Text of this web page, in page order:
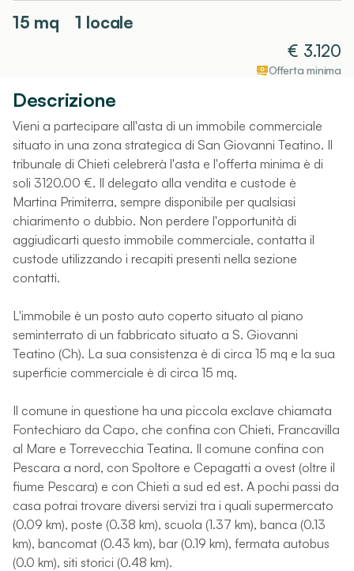
15 mq
1 locale
€ 3.120
Offerta minima
Descrizione
Vieni a partecipare all'asta di un immobile commerciale
situato in una zona strategica di San Giovanni Teatino. Il
tribunale di Chieti celebrerà l'asta e l'offerta minima è di
soli 3120.00 €. Il delegato alla vendita e custode è
Martina Primiterra, sempre disponibile per qualsiasi
chiarimento o dubbio. Non perdere l'opportunità di
aggiudicarti questo immobile commerciale, contatta il
custode utilizzando i recapiti presenti nella sezione
contatti.
L'immobile è un posto auto coperto situato al piano
seminterrato di un fabbricato situato a S. Giovanni
Teatino (Ch). La sua consistenza è di circa 15 mq e la sua
superficie commerciale è di circa 15 mq.
Il comune in questione ha una piccola exclave chiamata
Fontechiaro da Capo, che confina con Chieti, Francavilla
al Mare e Torrevecchia Teatina. Il comune confina con
Pescara a nord, con Spoltore e Cepagatti a ovest (oltre il
fiume Pescara) e con Chieti a sud ed est. A pochi passi da
casa potrai trovare diversi servizi tra i quali supermercato
(0.09 km), poste (0.38 km), scuola (1.37 km), banca (0.13
km), bancomat (0.43 km), bar (0.19 km), fermata autobus
(0.0 km), siti storici (0.48 km).